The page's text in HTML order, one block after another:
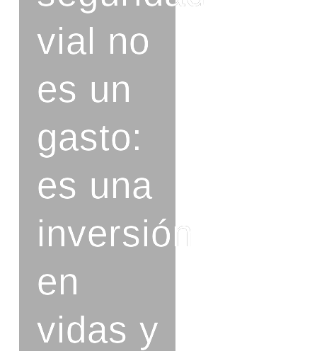
vial no
es un
gasto:
es una
inversión
en
vidas y